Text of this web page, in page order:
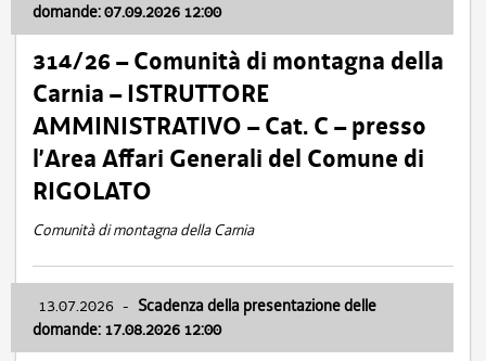
domande: 07.09.2026 12:00
314/26 – Comunità di montagna della
Carnia – ISTRUTTORE
AMMINISTRATIVO – Cat. C – presso
l’Area Affari Generali del Comune di
RIGOLATO
Comunità di montagna della Carnia
13.07.2026 - Scadenza della presentazione delle
domande: 17.08.2026 12:00